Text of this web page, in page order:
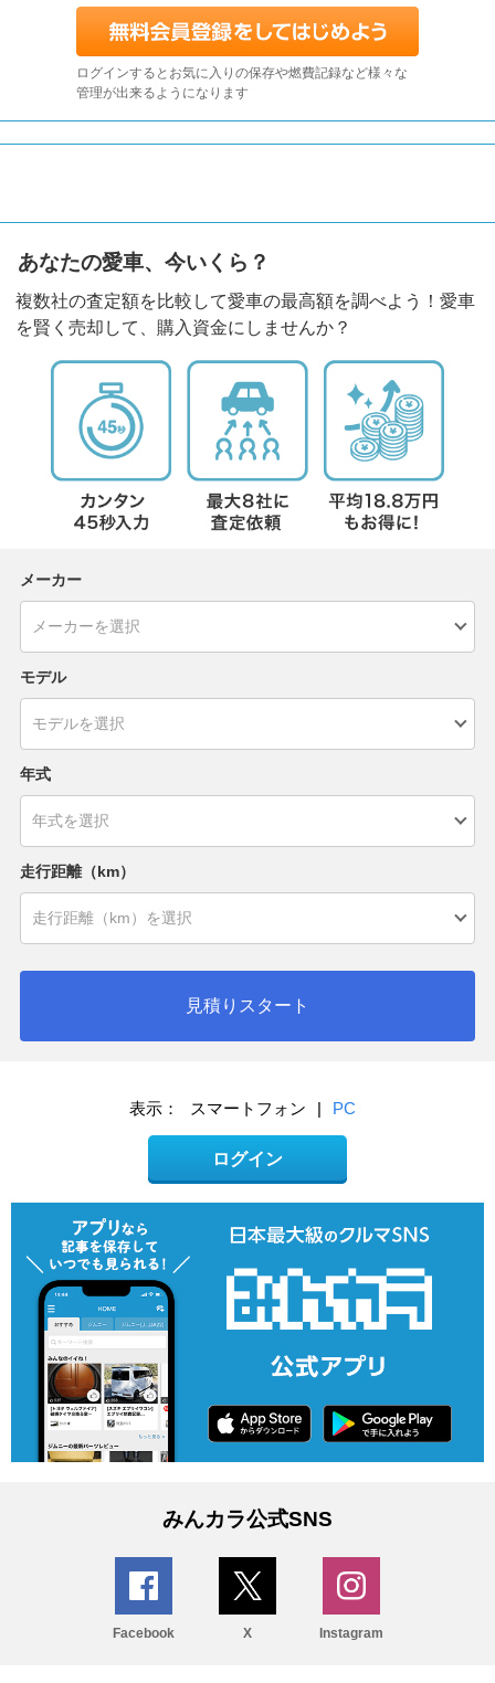
ログインするとお気に入りの保存や燃費記録など様々な
管理が出来るようになります
あなたの愛車、今いくら？
複数社の査定額を比較して愛車の最高額を調べよう！愛車
を賢く売却して、購入資金にしませんか？
メーカー
モデル
年式
走行距離（km）
見積りスタート
表示： スマートフォン | PC
ログイン
みんカラ公式SNS
Facebook X Instagram